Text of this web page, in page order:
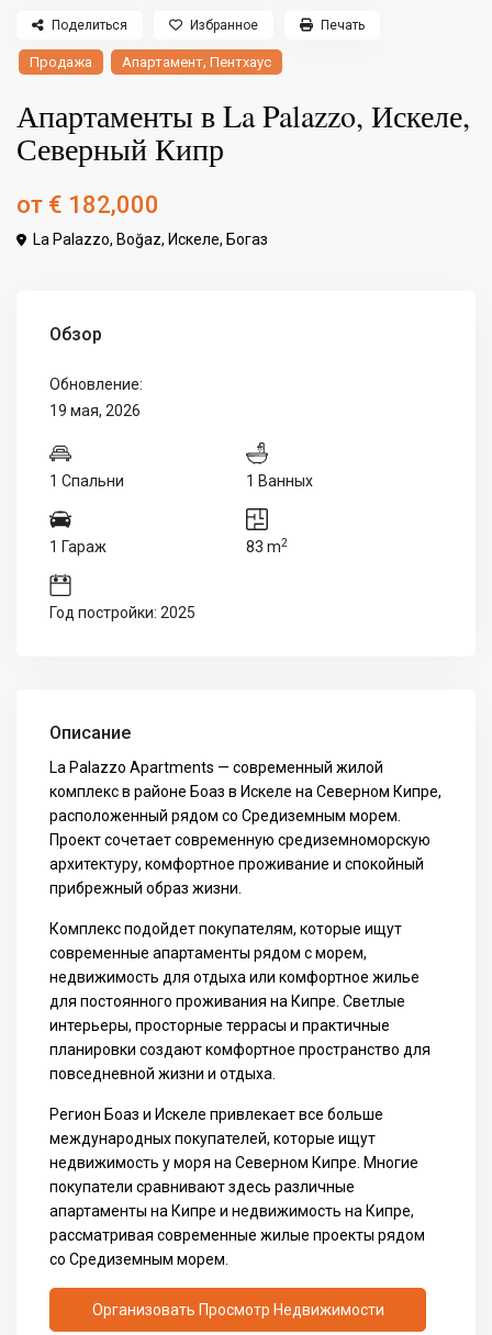
Продажа Апартамент,Пентхаус
Апартаменты в La Palazzo, Искеле,
Северный Кипр
от € 182,000
La Palazzo, Boğaz, Искеле, Богаз
Поделиться Избранное Печать
Обзор
Обновление:
19 мая, 2026
1 Спальни 1 Ванных
1 Гараж 83 m2
Год постройки: 2025
Описание
La Palazzo Apartments — современный жилой
комплекс в районе Боаз в Искеле на Северном Кипре,
расположенный рядом со Средиземным морем.
Проект сочетает современную средиземноморскую
архитектуру, комфортное проживание и спокойный
прибрежный образ жизни.
Комплекс подойдет покупателям, которые ищут
современные апартаменты рядом с морем,
недвижимость для отдыха или комфортное жилье
для постоянного проживания на Кипре. Светлые
интерьеры, просторные террасы и практичные
планировки создают комфортное пространство для
повседневной жизни и отдыха.
Регион Боаз и Искеле привлекает все больше
международных покупателей, которые ищут
недвижимость у моря на Северном Кипре. Многие
покупатели сравнивают здесь различные
апартаменты на Кипре инедвижимость на Кипре,
рассматривая современные жилые проекты рядом
со Средиземным морем.
Организовать Просмотр Недвижимости